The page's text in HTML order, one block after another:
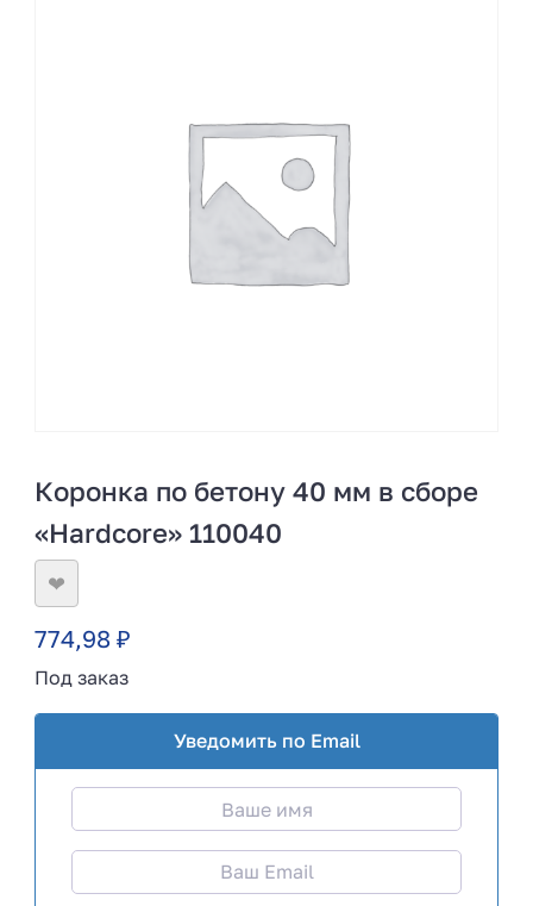
Коронка по бетону 40 мм в сборе
«Hardcore» 110040
❤
774,98 ₽
Под заказ
Уведомить по Email